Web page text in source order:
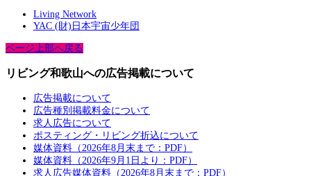
Living Network
YAC (財)日本宇宙少年団
ページ上部へ戻る
リビング和歌山への広告掲載について
広告掲載について
広告種別掲載料金について
求人広告について
ポスティング・リビング折込について
媒体資料（2026年8月末まで：PDF）
媒体資料（2026年9月1日より：PDF）
求人広告媒体資料（2026年8月末まで：PDF）